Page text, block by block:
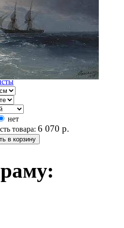
Иван
живопись XIX века
нет
товара: 6 070 р.